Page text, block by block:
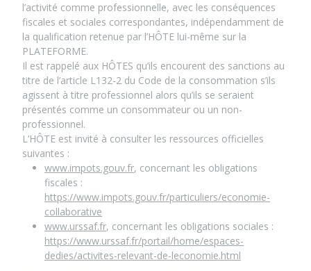
l’activité comme professionnelle, avec les conséquences
fiscales et sociales correspondantes, indépendamment de
la qualification retenue par l’HÔTE lui-même sur la
PLATEFORME.
Il est rappelé aux HÔTES qu’ils encourent des sanctions au
titre de l’article L132-2 du Code de la consommation s’ils
agissent à titre professionnel alors qu’ils se seraient
présentés comme un consommateur ou un non-
professionnel.
L’HÔTE est invité à consulter les ressources officielles
suivantes :
www.impots.gouv.fr, concernant les obligations
fiscales :
https://www.impots.gouv.fr/particuliers/economie-
collaborative
www.urssaf.fr, concernant les obligations sociales :
https://www.urssaf.fr/portail/home/espaces-
dedies/activites-relevant-de-leconomie.html